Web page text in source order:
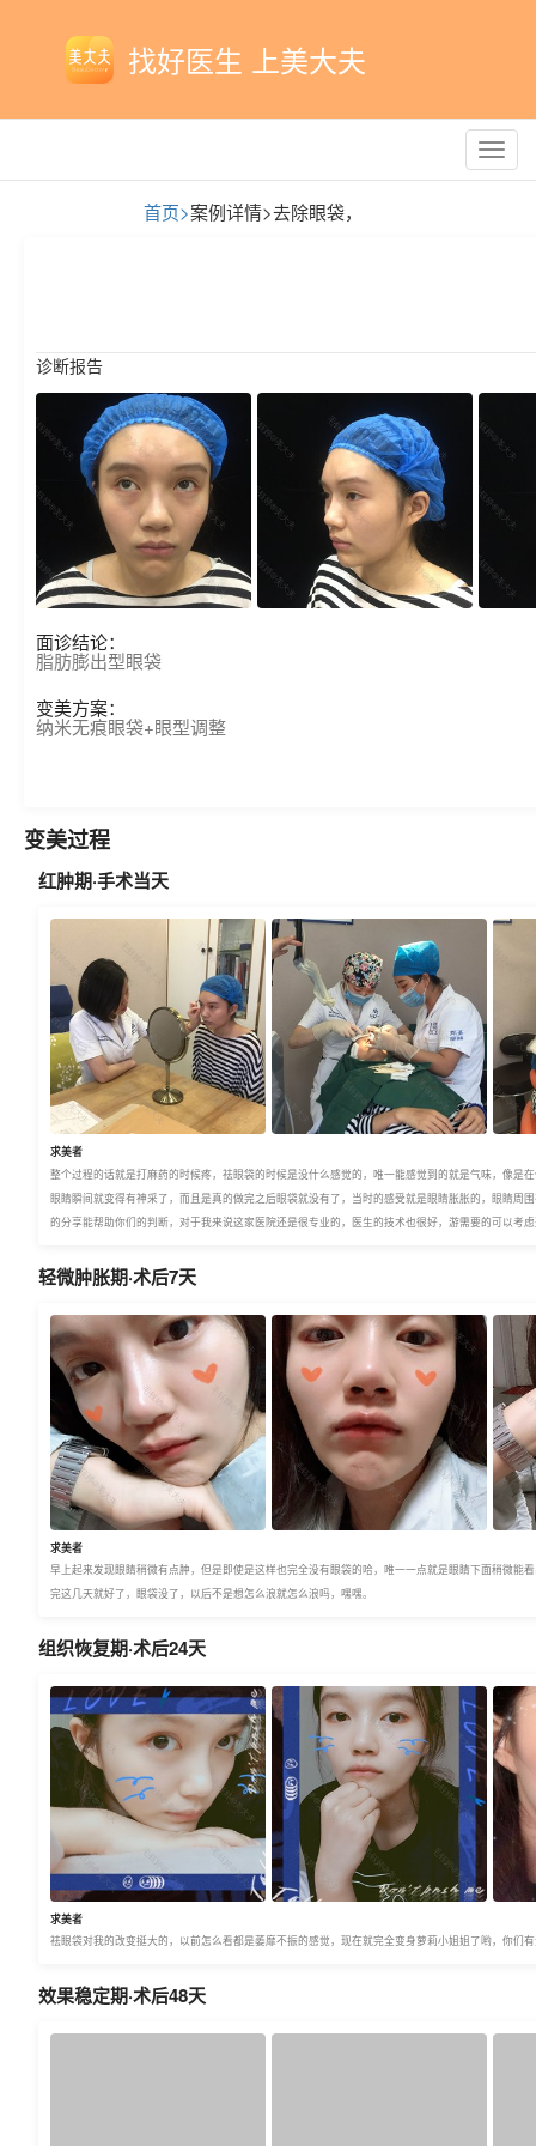
找好医生 上美大夫
首页>案例详情>去除眼袋，
诊断报告
面诊结论：
脂肪膨出型眼袋
变美方案：
纳米无痕眼袋+眼型调整
变美过程
红肿期·手术当天
求美者
整个过程的话就是打麻药的时候疼，祛眼袋的时候是没什么感觉的，唯一能感觉到的就是气味，像
眼睛瞬间就变得有神采了，而且是真的做完之后眼袋就没有了，当时的感受就是眼睛胀胀的，眼睛
的分享能帮助你们的判断，对于我来说这家医院还是很专业的，医生的技术也很好，游需要的可以考
轻微肿胀期·术后7天
求美者
早上起来发现眼睛稍微有点肿，但是即使是这样也完全没有眼袋的哈，唯一一点就是眼睛下面稍微
完这几天就好了，眼袋没了，以后不是想怎么浪就怎么浪吗，嘿嘿。
组织恢复期·术后24天
求美者
祛眼袋对我的改变挺大的，以前怎么看都是萎靡不振的感觉，现在就完全变身萝莉小姐姐了哟，你们
效果稳定期·术后48天